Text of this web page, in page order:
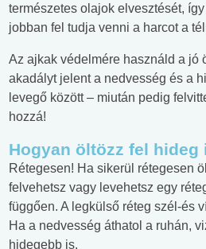
természetes olajok elvesztését,
jobban fel tudja venni a harcot a
Az ajkak védelmére használd a jó
akadályt jelent a nedvesség és a
levegő között – miután pedig
hozzá!
Hogyan öltözz fel hideg
Rétegesen! Ha sikerül rétegesen
felvehetsz vagy levehetsz egy
függően. A legkülső réteg szél-és
Ha a nedvesség áthatol a ruhán,
hidegebb is.